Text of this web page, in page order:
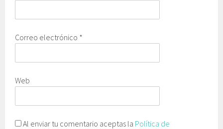
Correo electrónico *
Web
Al enviar tu comentario aceptas la Política de